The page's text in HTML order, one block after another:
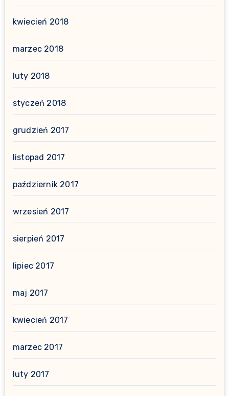
kwiecień 2018
marzec 2018
luty 2018
styczeń 2018
grudzień 2017
listopad 2017
październik 2017
wrzesień 2017
sierpień 2017
lipiec 2017
maj 2017
kwiecień 2017
marzec 2017
luty 2017